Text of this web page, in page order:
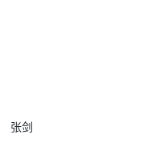
张剑